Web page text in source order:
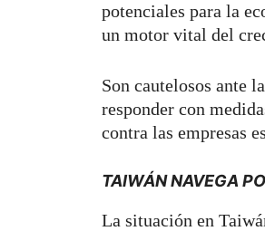
potenciales para la
un motor vital del
Son cautelosos ante
responder con
contra las empresas
TAIWÁN NAVEGA
La situación en